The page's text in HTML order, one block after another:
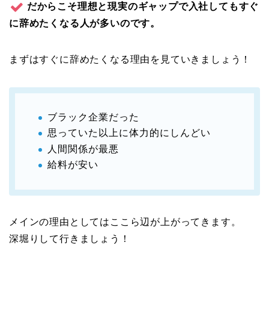
だからこそ理想と現実のギャップで入社してもすぐ
に辞めたくなる人が多いのです。
まずはすぐに辞めたくなる理由を見ていきましょう！
ブラック企業だった
思っていた以上に体力的にしんどい
人間関係が最悪
給料が安い
メインの理由としてはここら辺が上がってきます。
深堀りして行きましょう！